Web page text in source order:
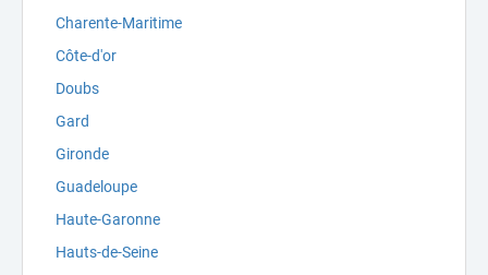
Charente-Maritime
Côte-d'or
Doubs
Gard
Gironde
Guadeloupe
Haute-Garonne
Hauts-de-Seine